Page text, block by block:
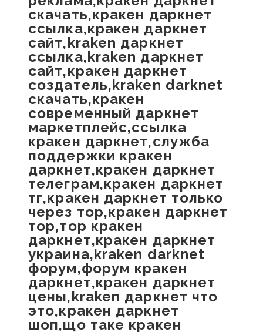
скачать,кракен даркнет
ссылка,кракен даркнет
сайт,kraken даркнет
ссылка,kraken даркнет
сайт,кракен даркнет
создатель,kraken darknet
скачать,кракен
современный даркнет
маркетплейс,ссылка
кракен даркнет,служба
поддержки кракен
даркнет,кракен даркнет
телеграм,кракен даркнет
тг,кракен даркнет только
через тор,кракен даркнет
тор,тор кракен
даркнет,кракен даркнет
украина,kraken darknet
форум,форум кракен
даркнет,кракен даркнет
цены,kraken даркнет что
это,кракен даркнет
шоп,що таке кракен